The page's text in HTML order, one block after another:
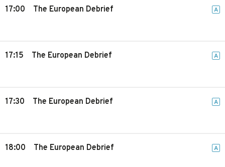
17:00 The European Debrief A
17:15 The European Debrief A
17:30 The European Debrief A
18:00 The European Debrief A